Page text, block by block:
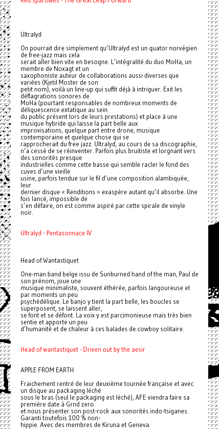
Ultralyd
On pourrait dire simplement qu’Ultralyd est un quator norvégien
de free-jazz mais cela
serait aller bien vite en besogne. L’intégralité du duo MoHa, un
membre de Noxagt et un
saxophoniste auteur de collaborations aussi diverses que
variées (Kjetil Moster de son
petit nom), voilà un line-up qui suffit déjà à intriguer. Exit les
déflagrations sonores de
MoHa (pourtant responsables de nombreux moments de
déliquescence extatique au sein
du public présent lors de leurs prestations) et place à une
musique hybride qui laisse la part belle aux
improvisations, quelque part entre drone, musique
contemporaine et quelque chose qui se
rapprocherait du free jazz. Ultralyd, au cours de sa discographie,
n’a cessé de se réinventer. Parfois plus bruitiste et lorgnant vers
des sonorités presque
industrielles comme cette basse qui semble racler le fond des
cuves d’une vieille
usine, parfois tendue sur le fil d’une composition alambiquée,
leur
dernier disque « Renditions » exaspère autant qu’il absorbe. Une
fois lancé, impossible de
s’en défaire, on est comme aspiré par cette spirale de vinyle
noir.
Ultralyd - Pentasonnace IV
Head of Wantastiquet
One-man band belge issu de Sunburned hand of the man, Paul de
son prénom, joue une
musique minimaliste, souvent éthérée, parfois langoureuse et
par moments un peu
psychédélique. Le banjo y tient la part belle, les boucles se
superposent, se laissent aller,
se font et se défont. La voix y est parcimonieuse mais très bien
sentie et apporte un peu
d’humanité et de chaleur à ces balades de cowboy solitaire.
Head of wantastiquet - Driven out by the aesir
APPLE FROM EARTH
Fraichement rentré de leur deuxième tournée française et avec
un disque au packaging léché
sous le bras (seul le packaging est léché), AFE viendra faire sa
première date à Grnd zero
et nous présenter son post-rock aux sonorités indo-tsiganes.
Garanti toutefois 100 % non-
hippie. Avec des membres de Kiruna et Geneva.